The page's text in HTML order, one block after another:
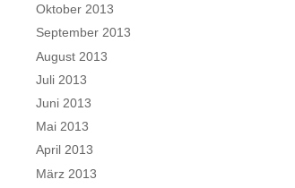
Oktober 2013
September 2013
August 2013
Juli 2013
Juni 2013
Mai 2013
April 2013
März 2013